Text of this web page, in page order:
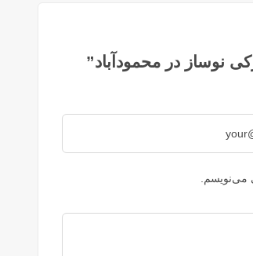
نوساز در محمودآباد”
می‌نویسم.